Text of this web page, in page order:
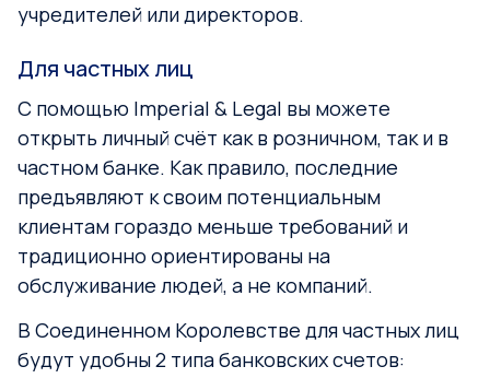
учредителей или директоров.
Для частных лиц
С помощью Imperial & Legal вы можете
открыть личный счёт как в розничном, так и в
частном банке. Как правило, последние
предъявляют к своим потенциальным
клиентам гораздо меньше требований и
традиционно ориентированы на
обслуживание людей, а не компаний.
В Соединенном Королевстве для частных лиц
будут удобны 2 типа банковских счетов: